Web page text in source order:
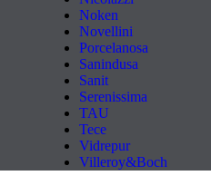
Noken
Novellini
Porcelanosa
Sanindusa
Sanit
Serenissima
TAU
Tece
Vidrepur
Villeroy&Boch